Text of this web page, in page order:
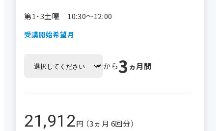
第1・3土曜 10:30～12:00
受講開始希望月
から3 ヵ月間
21,912円 （3ヵ月 6回分）